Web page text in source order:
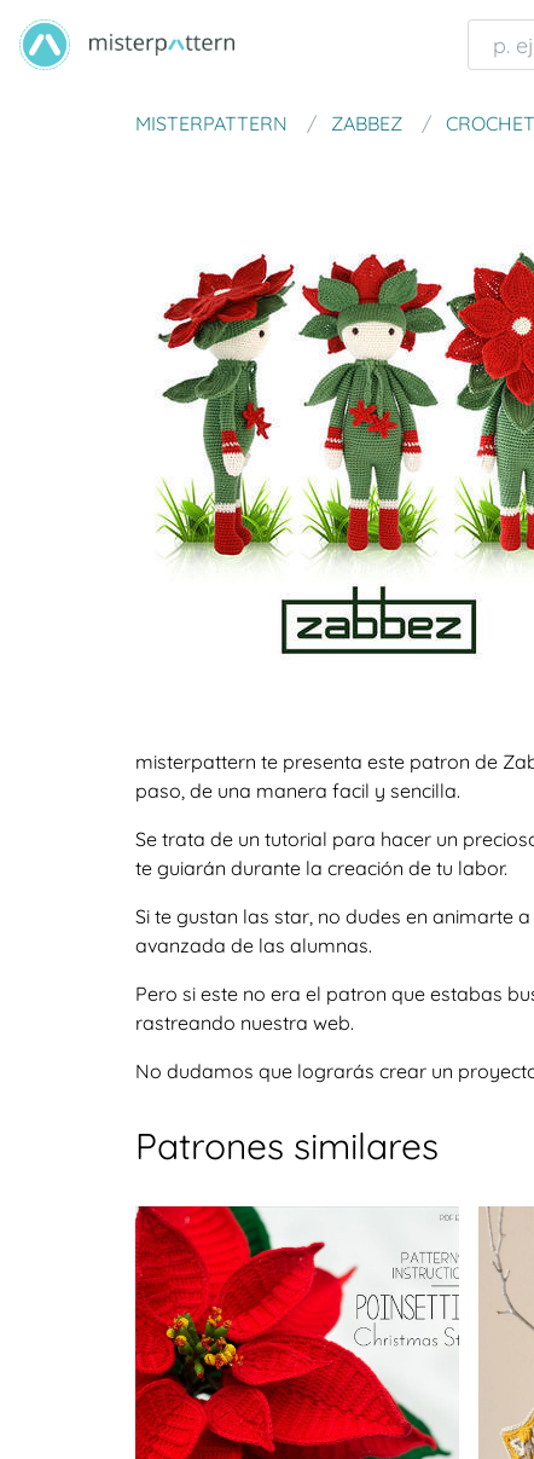
MISTERPATTERN ZABBEZ
misterpattern te presenta este patron de
paso, de una manera facil y sencilla.
Se trata de un tutorial para hacer un
te guiarán durante la creación de tu labor.
Si te gustan las star, no dudes en animarte
avanzada de las alumnas.
Pero si este no era el patron que estabas
rastreando nuestra web.
No dudamos que lograrás crear un
Patrones similares